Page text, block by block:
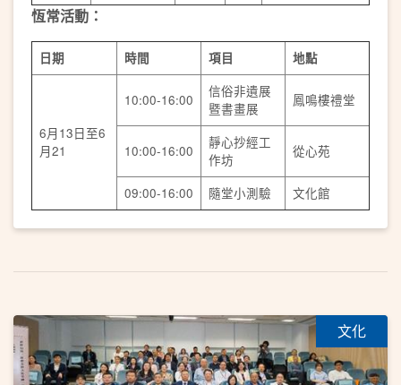
恆常活動：
日期 時間 項目 地點
6月13日至6
月21
10:00-16:00
信俗非遺展
暨書畫展
鳳鳴樓禮堂
10:00-16:00
靜心抄經工
作坊
從心苑
09:00-16:00 隨堂小測驗 文化館
文化